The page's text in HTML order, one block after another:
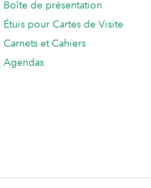
Boîte de présentation
Étuis pour Cartes de Visite
Carnets et Cahiers
Agendas